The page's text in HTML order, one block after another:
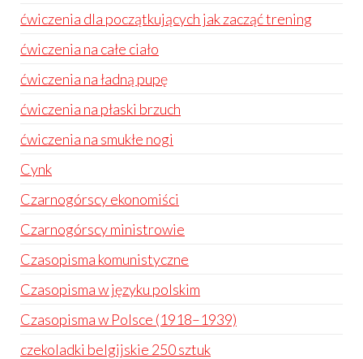
ćwiczenia dla początkujących jak zacząć trening
ćwiczenia na całe ciało
ćwiczenia na ładną pupę
ćwiczenia na płaski brzuch
ćwiczenia na smukłe nogi
Cynk
Czarnogórscy ekonomiści
Czarnogórscy ministrowie
Czasopisma komunistyczne
Czasopisma w języku polskim
Czasopisma w Polsce (1918–1939)
czekoladki belgijskie 250 sztuk